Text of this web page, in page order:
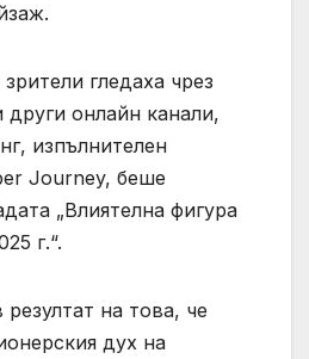
гледаха чрез
онлайн канали,
изпълнителен
Journey, беше
„Влиятелна фигура
г.“.
на това, че
дух на